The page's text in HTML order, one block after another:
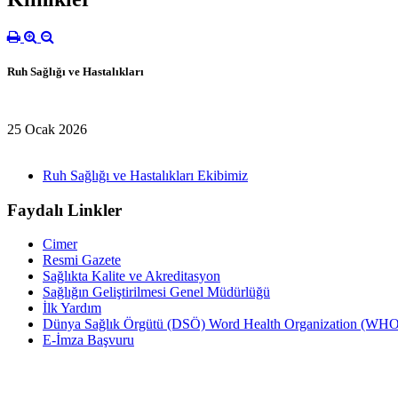
Ruh Sağlığı ve Hastalıkları
25 Ocak 2026
Ruh Sağlığı ve Hastalıkları Ekibimiz
Faydalı Linkler
Cimer
Resmi Gazete
Sağlıkta Kalite ve Akreditasyon
Sağlığın Geliştirilmesi Genel Müdürlüğü
İlk Yardım
Dünya Sağlık Örgütü (DSÖ) Word Health Organization
E-İmza Başvuru